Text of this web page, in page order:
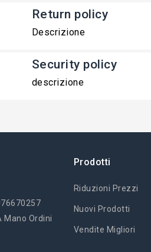
Return policy
Descrizione
Security policy
descrizione
Mano Ordini
Prodotti
Riduzioni Prezzi
Nuovi Prodotti
Vendite Migliori